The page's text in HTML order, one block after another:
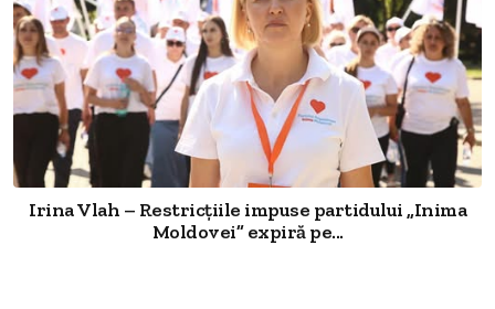
Irina Vlah – Restricțiile impuse partidului „Inima
Moldovei” expiră pe...